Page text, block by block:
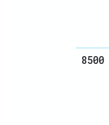
8500